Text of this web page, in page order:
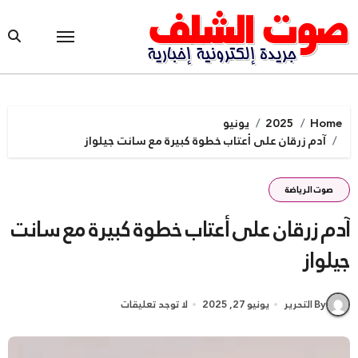
to
content
Home
2025
يونيو
آدم زرقان على أعتاب خطوة كبيرة مع سانت جيلواز
صوت الرياضة
آدم زرقان على أعتاب خطوة كبيرة مع سانت
جيلواز
By التحرير يونيو 27, 2025 لا توجد تعليقات